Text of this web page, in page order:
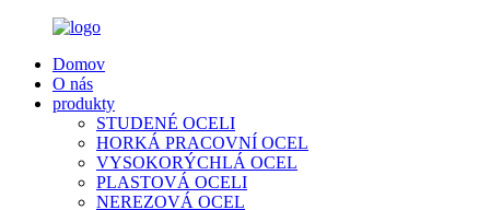
Domov
O nás
produkty
STUDENÉ OCELI
HORKÁ PRACOVNÍ OCEL
VYSOKORÝCHLÁ OCEL
PLASTOVÁ OCELI
NEREZOVÁ OCEL